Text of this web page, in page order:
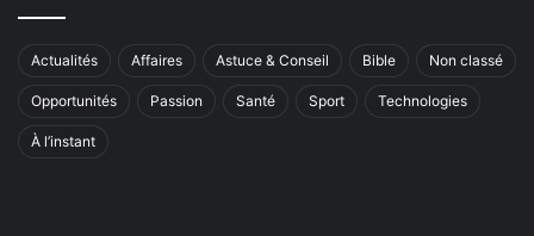
Actualités Affaires Astuce & Conseil Bible Non classé
Opportunités Passion Santé Sport Technologies
À l’instant